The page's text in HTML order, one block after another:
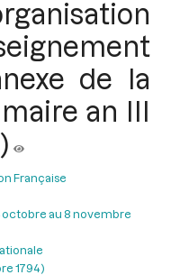
de la
an III
Française
octobre au 8 novembre
1794 )